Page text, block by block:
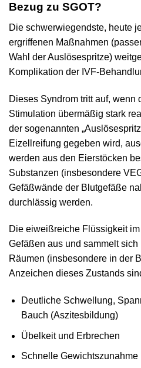
Bezug zu SGOT?
Die schwerwiegendste, heute
ergriffenen Maßnahmen
Wahl der Auslösespritze)
Komplikation der IVF-
Dieses Syndrom tritt auf, wenn
Stimulation übermäßig stark
der sogenannten
Eizellreifung gegeben wird,
werden aus den Eierstöcken
Substanzen (insbesondere
Gefäßwände der Blutgefäße
durchlässig werden.
Die eiweißreiche Flüssigkeit
Gefäßen aus und sammelt
Räumen (insbesondere in der
Anzeichen dieses Zustands
Deutliche Schwellung,
Bauch (Aszitesbildung)
Übelkeit und Erbrechen
Schnelle Gewichtszunahme